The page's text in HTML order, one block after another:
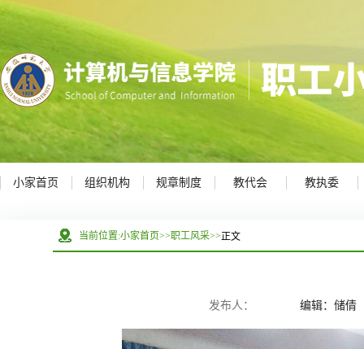
小家首页 组织机构 规章制度 教代会 教执委
当前位置:小家首页>>职工风采>>正文
发布人： 编辑：储倩